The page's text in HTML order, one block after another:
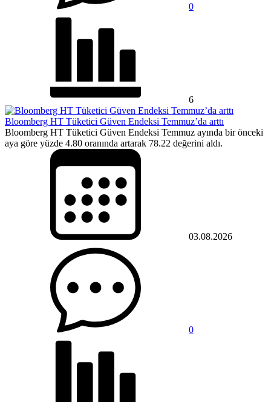
0
6
Bloomberg HT Tüketici Güven Endeksi Temmuz’da arttı
Bloomberg HT Tüketici Güven Endeksi Temmuz ayında bir önceki
aya göre yüzde 4.80 oranında artarak 78.22 değerini aldı.
03.08.2026
0